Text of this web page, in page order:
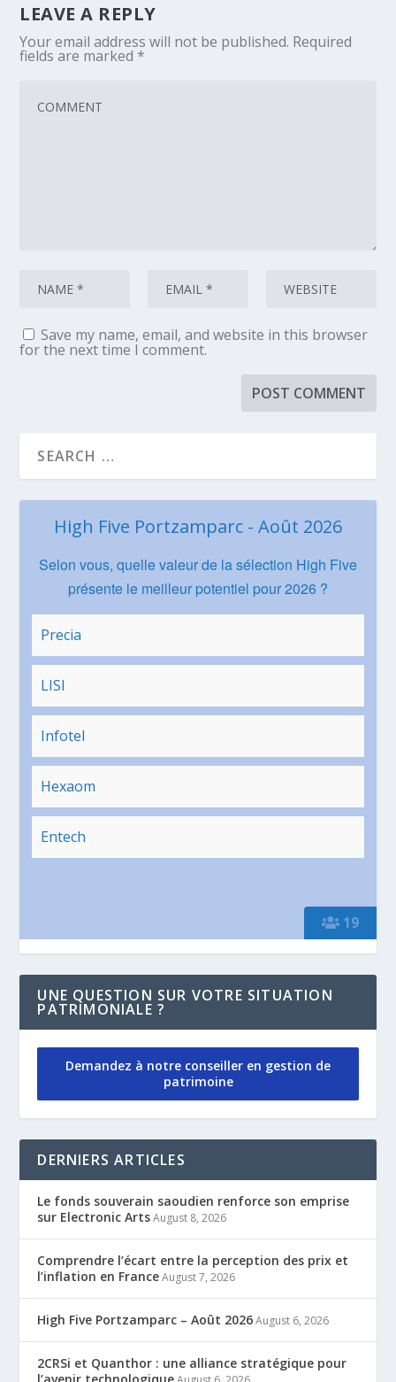
LEAVE A REPLY
Your email address will not be published. Required
fields are marked *
Save my name, email, and website in this browser
for the next time I comment.
19
High Five Portzamparc - Août 2026
Selon vous, quelle valeur de la sélection High Five
présente le meilleur potentiel pour 2026 ?
Precia
LISI
Infotel
Hexaom
Entech
UNE QUESTION SUR VOTRE SITUATION
PATRIMONIALE ?
Demandez à notre conseiller en gestion de
patrimoine
DERNIERS ARTICLES
Le fonds souverain saoudien renforce son emprise
sur Electronic Arts August 8, 2026
Comprendre l’écart entre la perception des prix et
l’inflation en France August 7, 2026
High Five Portzamparc – Août 2026 August 6, 2026
2CRSi et Quanthor : une alliance stratégique pour